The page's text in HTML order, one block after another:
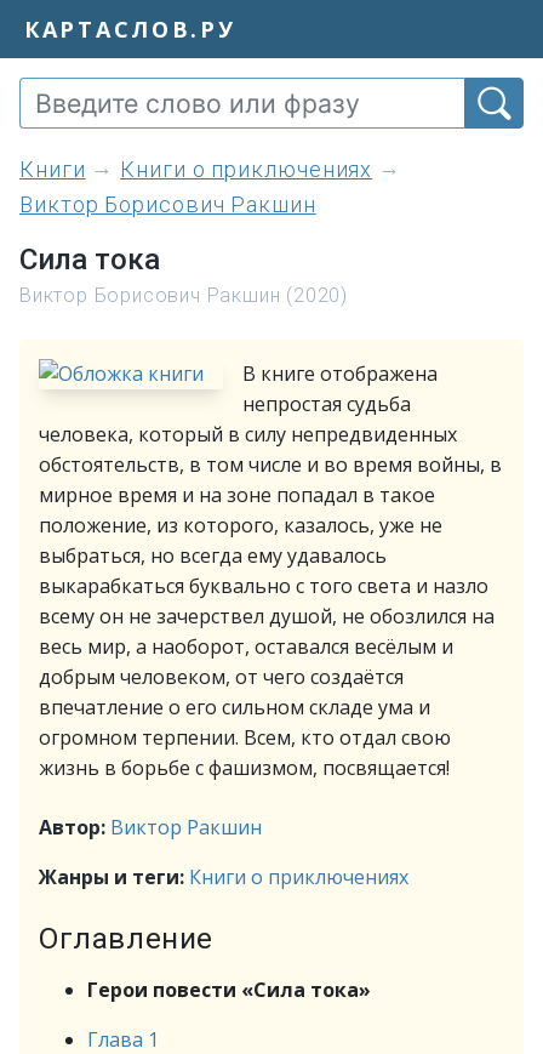
КАРТАСЛОВ.РУ
книги
Книги о приключениях
Виктор Борисович Ракшин
Сила тока
Виктор Борисович Ракшин (2020)
В книге отображена
непростая судьба
человека, который в силу непредвиденных
обстоятельств, в том числе и во время войны, в
мирное время и на зоне попадал в такое
положение, из которого, казалось, уже не
выбраться, но всегда ему удавалось
выкарабкаться буквально с того света и назло
всему он не зачерствел душой, не обозлился на
весь мир, а наоборот, оставался весёлым и
добрым человеком, от чего создаётся
впечатление о его сильном складе ума и
огромном терпении. Всем, кто отдал свою
жизнь в борьбе с фашизмом, посвящается!
Автор: Виктор Ракшин
Жанры и теги: Книги о приключениях
Оглавление
Герои повести «Сила тока»
Глава 1